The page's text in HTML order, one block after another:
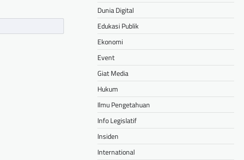
Dunia Digital
Edukasi Publik
Ekonomi
Event
Giat Media
Hukum
Ilmu Pengetahuan
Info Legislatif
Insiden
International